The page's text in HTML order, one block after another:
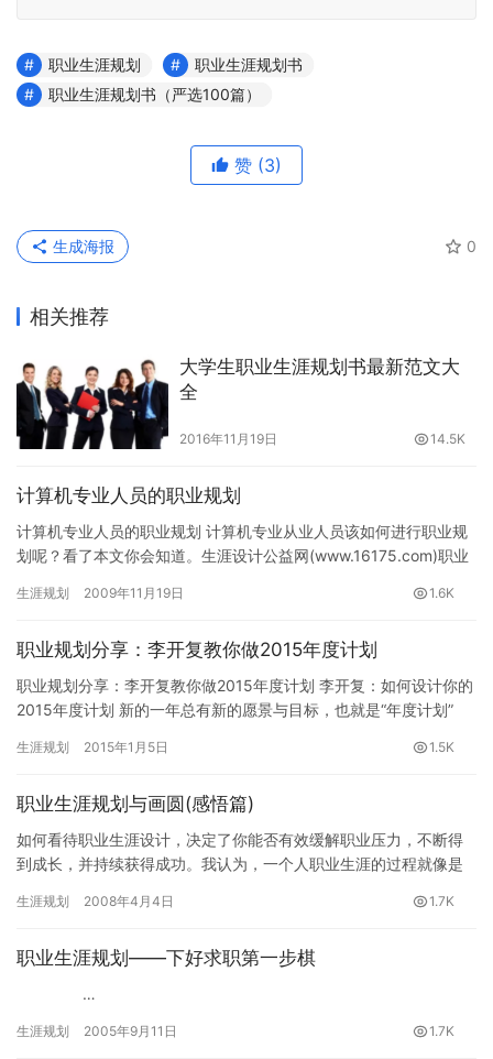
职业生涯规划
职业生涯规划书
职业生涯规划书（严选100篇）
赞 (3)
0
生成海报
相关推荐
大学生职业生涯规划书最新范文大
全
2016年11月19日 14.5K
计算机专业人员的职业规划
计算机专业人员的职业规划 计算机专业从业人员该如何进行职业规
划呢？看了本文你会知道。生涯设计公益网(www.16175.com)职业
生涯规划 2009年11月19日 1.6K
职业规划分享：李开复教你做2015年度计划
职业规划分享：李开复教你做2015年度计划 李开复：如何设计你的
2015年度计划 新的一年总有新的愿景与目标，也就是“年度计划”
生涯规划 2015年1月5日 1.5K
职业生涯规划与画圆(感悟篇)
如何看待职业生涯设计，决定了你能否有效缓解职业压力，不断得
到成长，并持续获得成功。我认为，一个人职业生涯的过程就像是
知…
生涯规划 2008年4月4日 1.7K
职业生涯规划——下好求职第一步棋
…
生涯规划 2005年9月11日 1.7K